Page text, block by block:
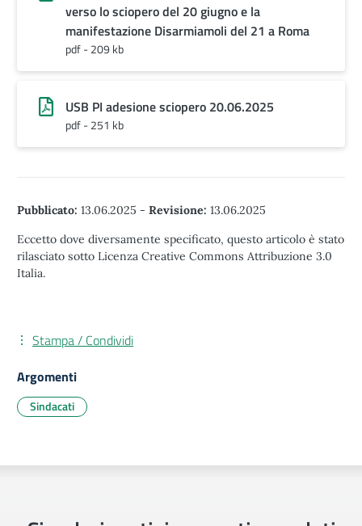
verso lo sciopero del 20 giugno e la
manifestazione Disarmiamoli del 21 a Roma
pdf - 209 kb
USB PI adesione sciopero 20.06.2025
pdf - 251 kb
Pubblicato: 13.06.2025 - Revisione: 13.06.2025
Eccetto dove diversamente specificato, questo articolo è stato
rilasciato sotto Licenza Creative Commons Attribuzione 3.0
Italia.
Stampa / Condividi
Argomenti
Sindacati